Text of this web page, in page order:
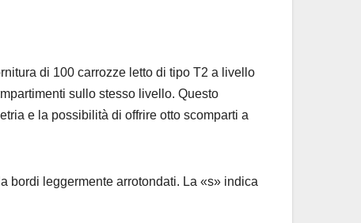
di 100 carrozze letto di tipo T2 a livello
sullo stesso livello. Questo
e la possibilità di offrire otto scomparti a
bordi leggermente arrotondati. La «s» indica